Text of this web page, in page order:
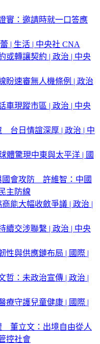
實：邀請時就一口答應
| 生活 | 中央社 CNA
轉讓契約 | 政治 | 中央
速審無人機條例 | 政治
現蹤市區 | 政治 | 中央
台日情誼深厚 | 政治 | 中
驚現中東與太平洋 | 國
國會攻防 許維智：中國
主防線
能大幅收斂爭議 | 政治 |
交涉聯繫 | 政治 | 中央
與供應鏈布局 | 國際 |
：未政治宣傳 | 政治 |
守護兒童健康 | 國際 |
董立文：出境自由從人
控社會